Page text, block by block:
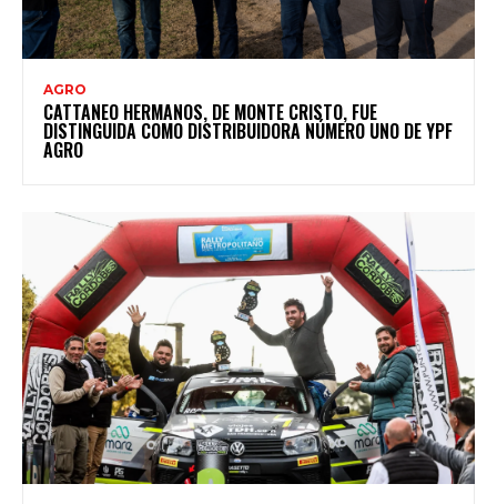
AGRO
CATTANEO HERMANOS, DE MONTE CRISTO, FUE
DISTINGUIDA COMO DISTRIBUIDORA NÚMERO UNO DE YPF
AGRO